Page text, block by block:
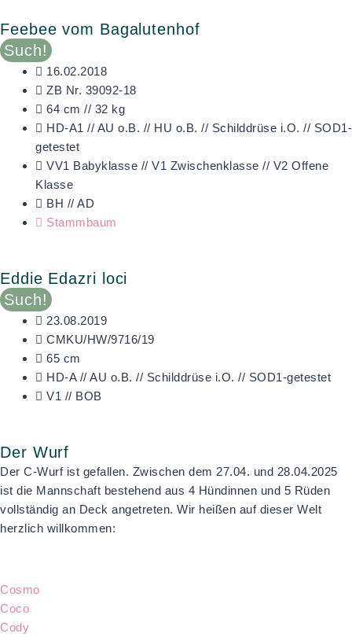
Feebee vom Bagalutenhof
Such!
16.02.2018
ZB Nr. 39092-18
64 cm // 32 kg
HD-A1 // AU o.B. // HU o.B. // Schilddrüse i.O. // SOD1-
getestet
VV1 Babyklasse // V1 Zwischenklasse // V2 Offene
Klasse
BH // AD
Stammbaum
Eddie Edazri loci
Such!
23.08.2019
CMKU/HW/9716/19
65 cm
HD-A // AU o.B. // Schilddrüse i.O. // SOD1-getestet
V1 // BOB
Der Wurf
Der C-Wurf ist gefallen. Zwischen dem 27.04. und 28.04.2025
ist die Mannschaft bestehend aus 4 Hündinnen und 5 Rüden
vollständig an Deck angetreten. Wir heißen auf dieser Welt
herzlich willkommen:
Cosmo
Coco
Cody